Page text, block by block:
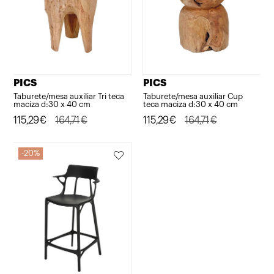
PICS
Taburete/mesa auxiliar Tri teca
maciza d:30 x 40 cm
164,71€
El
original
115,29€
El
actual
PICS
Taburete/mesa auxiliar Cup
teca maciza d:30 x 40 cm
164,71€
El
115,29€
El
20%